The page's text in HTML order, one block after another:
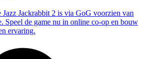
Jazz Jackrabbit 2 is via GoG voorzien van
Speel de game nu in online co-op en bouw
ervaring.